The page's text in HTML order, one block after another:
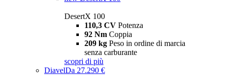
DesertX 100
110,3 CV Potenza
92 Nm Coppia
209 kg Peso in ordine di marcia
senza carburante
scopri di più
DiavelDa 27.290 €